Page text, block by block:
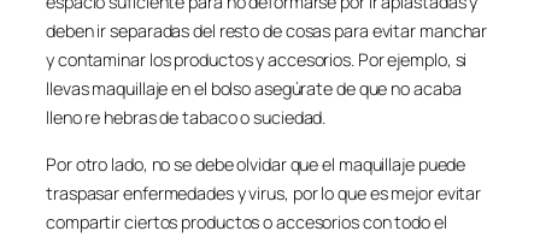
deben ir separadas del resto de cosas para evitar manchar
y contaminar los productos y accesorios. Por ejemplo, si
llevas maquillaje en el bolso asegúrate de que no acaba
lleno re hebras de tabaco o suciedad.
Por otro lado, no se debe olvidar que el maquillaje puede
traspasar enfermedades y virus, por lo que es mejor evitar
compartir ciertos productos o accesorios con todo el